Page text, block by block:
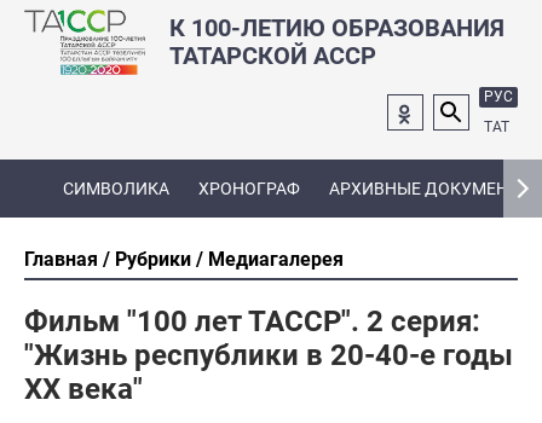
К 100-ЛЕТИЮ ОБРАЗОВАНИЯ
ТАТАРСКОЙ АССР
РУС
ТАТ
СИМВОЛИКА ХРОНОГРАФ АРХИВНЫЕ ДОКУМЕНТЫ
Главная Рубрики Медиагалерея
Фильм "100 лет ТАССР". 2 серия:
"Жизнь республики в 20-40-е годы
ХХ века"